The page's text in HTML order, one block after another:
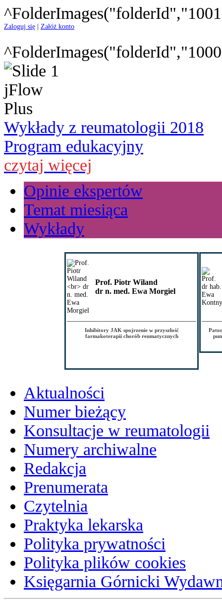
Zaloguj się Załóż konto
Wykłady z reumatologii 2018
Program edukacyjny
czytaj więcej
Opinie ekspertów
Temat miesiąca
Wykłady
Prof. Piotr Wiland
dr n. med. Ewa Morgiel
Inhibitory JAK spojrzenie w przyszłość
farmakoterapii chorób reumatycznych
Aktualności
Numer bieżący
Konsultacje w reumatologii
Numery archiwalne
Redakcja
Prenumerata
Czytelnia
Praktyka lekarska
Polityka prywatności
Polityka plików cookies
Księgarnia Górnicki